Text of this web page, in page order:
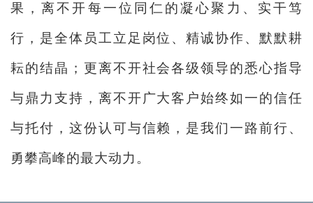
果，离不开每一位同仁的凝心聚力、实干笃
行，是全体员工立足岗位、精诚协作、默默耕
耘的结晶；更离不开社会各级领导的悉心指导
与鼎力支持，离不开广大客户始终如一的信任
与托付，这份认可与信赖，是我们一路前行、
勇攀高峰的最大动力。